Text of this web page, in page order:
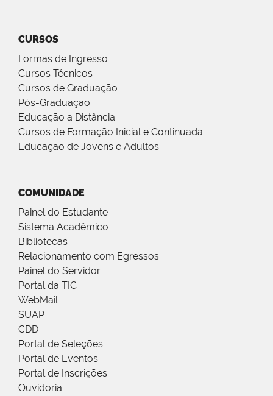
CURSOS
Formas de Ingresso
Cursos Técnicos
Cursos de Graduação
Pós-Graduação
Educação a Distância
Cursos de Formação Inicial e Continuada
Educação de Jovens e Adultos
COMUNIDADE
Painel do Estudante
Sistema Acadêmico
Bibliotecas
Relacionamento com Egressos
Painel do Servidor
Portal da TIC
WebMail
SUAP
CDD
Portal de Seleções
Portal de Eventos
Portal de Inscrições
Ouvidoria